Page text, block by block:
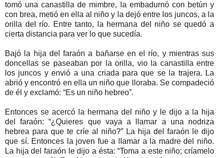
tomó una canastilla de mimbre, la embadurnó con betún y
con brea, metió en ella al niño y la dejó entre los juncos, a la
orilla del río. Entre tanto, la hermana del niño se quedó a
cierta distancia para ver lo que sucedía.
Bajó la hija del faraón a bañarse en el río, y mientras sus
doncellas se paseaban por la orilla, vio la canastilla entre
los juncos y envió a una criada para que se la trajera. La
abrió y encontró en ella un niño que lloraba. Se compadeció
de él y exclamó: “Es un niño hebreo”.
Entonces se acercó la hermana del niño y le dijo a la hija
del faraón: “¿Quieres que vaya a llamar a una nodriza
hebrea para que te críe al niño?” La hija del faraón le dijo
que sí. Entonces la joven fue a llamar a la madre del niño.
La hija del faraón le dijo a ésta: “Toma a este niño; críamelo